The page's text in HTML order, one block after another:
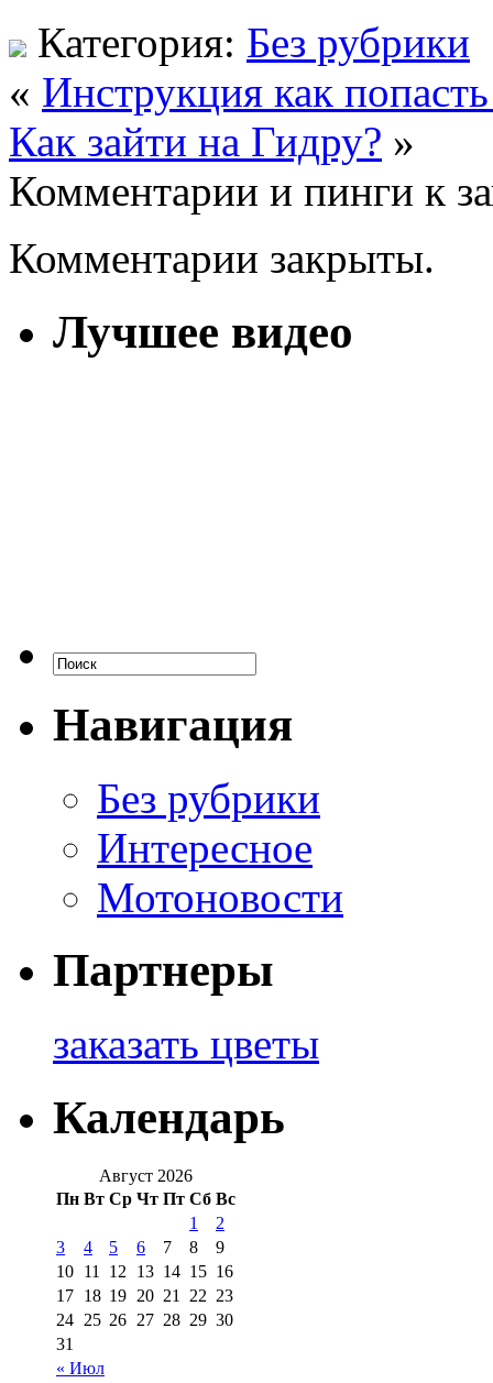
Категория: Без рубрики
« Инструкция как
Как зайти на Гидру? »
Комментарии и пинги к
Комментарии закрыты.
Лучшее видео
Навигация
Без рубрики
Интересное
Мотоновости
Партнеры
заказать цветы
Календарь
Август 2026
Пн Вт Ср Чт Пт Сб Вс
« Июл
1
2
3
4 5 6 7 8
9
10 11 12 13 14 15 16
17 18 19 20 21 22 23
24 25 26 27 28 29 30
31